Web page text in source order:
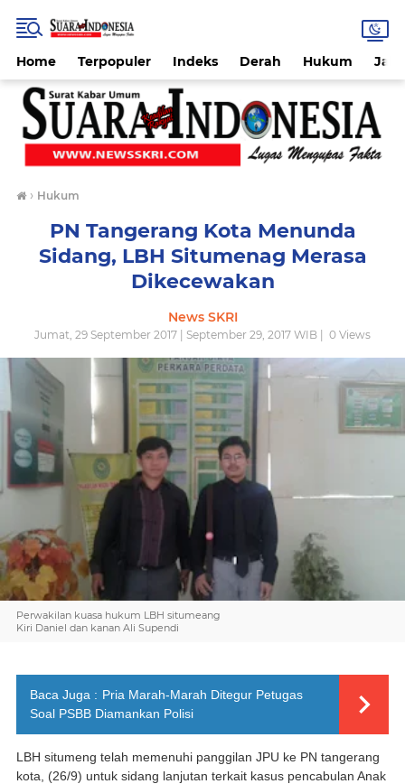
Home Terpopuler Indeks Derah Hukum
› Hukum
PN Tangerang Kota Menunda
Sidang, LBH Situmenag Merasa
Dikecewakan
News SKRI
Jumat, 29 September 2017 | September 29, 2017 WIB | 0 Views
Perwakilan kuasa hukum LBH situmeang
Kiri Daniel dan kanan Ali Supendi
Baca Juga : Pria Marah-Marah Ditegur Petugas
Soal PSBB Diamankan Polisi
LBH situmeng telah memenuhi panggilan JPU ke PN tangerang
kota, (26/9) untuk sidang lanjutan terkait kasus pencabulan Anak